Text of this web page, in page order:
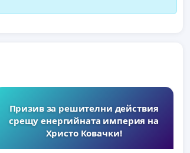
Призив за решителни действия
срещу енергийната империя на
Христо Ковачки!